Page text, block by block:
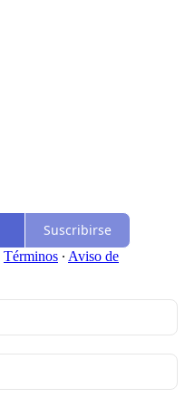
Suscribirse
Términos ∙ Aviso de